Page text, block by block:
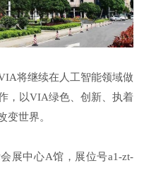
将继续在人工智能领域做
，以VIA绿色、创新、执着
变世界。
展中心A馆，展位号a1-zt-